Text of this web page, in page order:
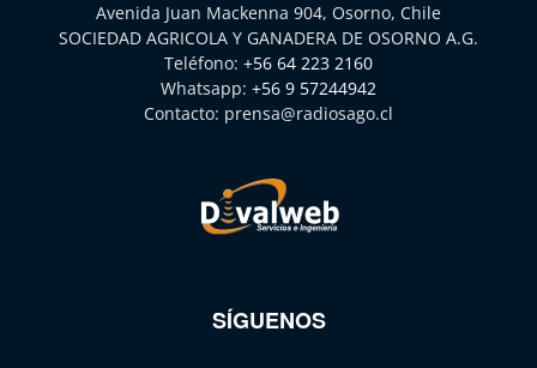
Avenida Juan Mackenna 904, Osorno, Chile
SOCIEDAD AGRICOLA Y GANADERA DE OSORNO A.G.
Teléfono: +56 64 223 2160
Whatsapp: +56 9 57244942
Contacto: prensa@radiosago.cl
SÍGUENOS